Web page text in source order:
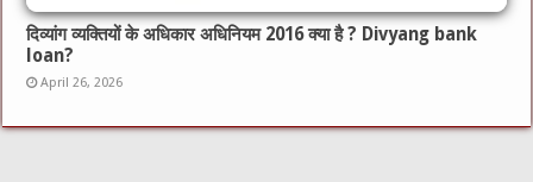
दिव्यांग व्यक्तियों के अधिकार अधिनियम 2016 क्या है ? Divyang bank
loan?
April 26, 2026